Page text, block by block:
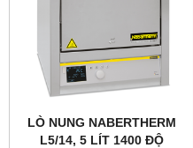
LÒ NUNG NABERTHERM
L5/14, 5 LÍT 1400 ĐỘ